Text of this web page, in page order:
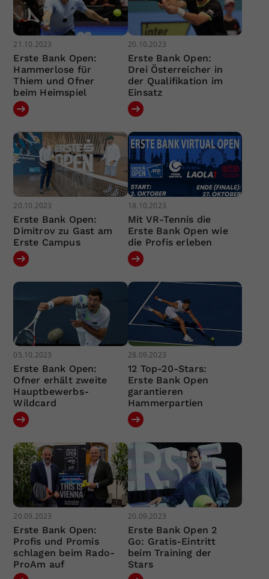
21.10.2023
Erste Bank Open:
Hammerlose für
Thiem und Ofner
beim Heimspiel
20.10.2023
Erste Bank Open:
Drei Österreicher in
der Qualifikation im
Einsatz
20.10.2023
Erste Bank Open:
Dimitrov zu Gast am
Erste Campus
18.10.2023
Mit VR-Tennis die
Erste Bank Open wie
die Profis erleben
05.10.2023
Erste Bank Open:
Ofner erhält zweite
Hauptbewerbs-
Wildcard
28.09.2023
12 Top-20-Stars:
Erste Bank Open
garantieren
Hammerpartien
20.09.2023
Erste Bank Open:
Profis und Promis
schlagen beim Rado-
ProAm auf
20.09.2023
Erste Bank Open 2
Go: Gratis-Eintritt
beim Training der
Stars